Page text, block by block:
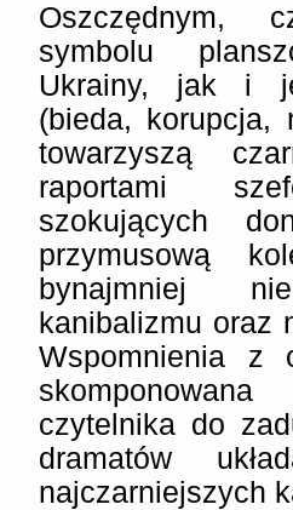
Oszczędnym,
symbolu
Ukrainy, jak i
(bieda, korupcja,
towarzyszą
raportami
szokujących
przymusową
bynajmniej
kanibalizmu oraz
Wspomnienia z
czytelnika do
dramatów
najczarniejszych